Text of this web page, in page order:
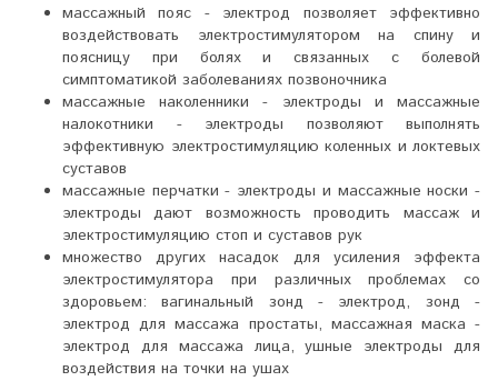
массажный пояс - электрод позволяет эффективно
воздействовать электростимулятором на спину и
поясницу при болях и связанных с болевой
симптоматикой заболеваниях позвоночника
массажные наколенники - электроды и массажные
налокотники - электроды позволяют выполнять
эффективную электростимуляцию коленных и локтевых
суставов
массажные перчатки - электроды и массажные носки -
электроды дают возможность проводить массаж и
электростимуляцию стоп и суставов рук
множество других насадок для усиления эффекта
электростимулятора при различных проблемах со
здоровьем: вагинальный зонд - электрод, зонд -
электрод для массажа простаты, массажная маска -
электрод для массажа лица, ушные электроды для
воздействия на точки на ушах